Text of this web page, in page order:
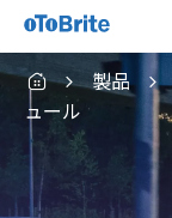
製品
ュール